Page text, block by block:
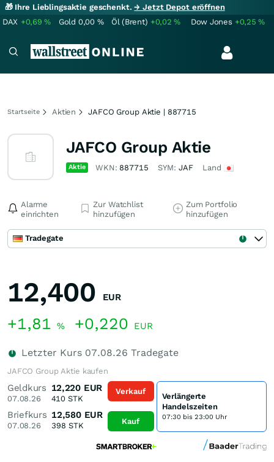
🎁 Ihre Lieblingsaktie geschenkt.→ Jetzt Depot eröffnen
DAX +0,69% Gold 0,00 % Öl (Brent) +0,02% Dow Jones +0,25%
Startseite Aktien JAFCO Group Aktie | 887715
JAFCO Group Aktie
Aktie WKN: 887715 SYM: JAF Land
Alarme
einrichten
Zur Watchlist
hinzufügen
Zum Portfolio
hinzufügen
Tradegate
12,400 EUR
+1,81 % +0,220 EUR
Letzter Kurs 07.08.26 Tradegate
JAFCO Group Aktie kaufen
Geldkurs
07.08.26
12,220 EUR
410 STK
Briefkurs
07.08.26
12,580 EUR
398 STK
Verkauf
Kauf
Verlängerte
Handelszeiten
07:30 bis 23:00 Uhr